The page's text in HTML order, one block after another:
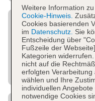
Weitere Information
Cookie-Hinweis.
Cookies basierenden
im Datenschutz. Sie
Entscheidung über
Fußzeile der
Kategorien
nicht auf die
erfolgten Verarbeitung
wählen und Ihre
individuellen
notwendige Cookies